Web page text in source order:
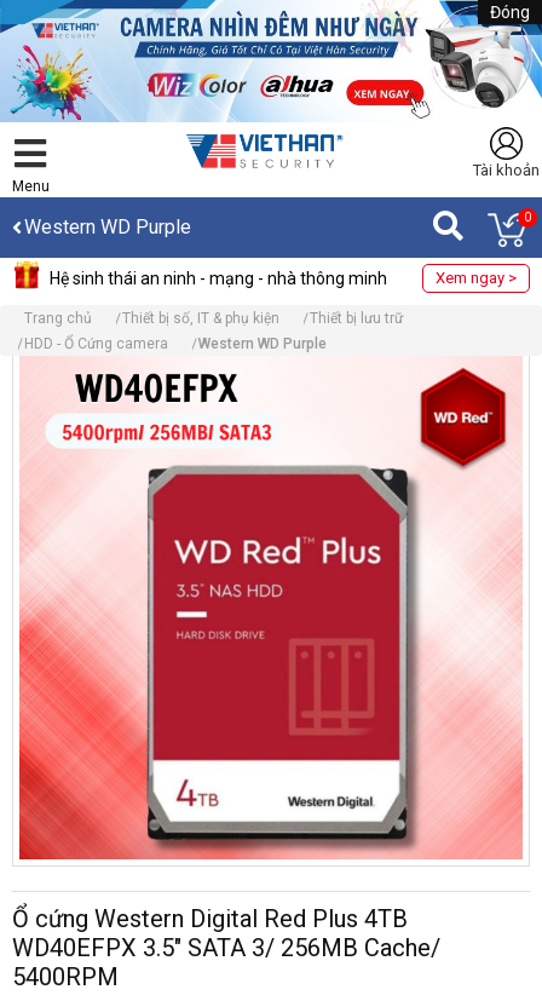
Đóng
Menu
Tài khoản
Western WD Purple 0
Hệ sinh thái an ninh - mạng - nhà thông minh Xem ngay >
Trang chủ Thiết bị số, IT & phụ kiện
Thiết bị lưu trữ
HDD - Ổ Cứng camera
Western WD Purple
Ổ cứng Western Digital Red Plus 4TB
WD40EFPX 3.5" SATA 3/ 256MB Cache/
5400RPM